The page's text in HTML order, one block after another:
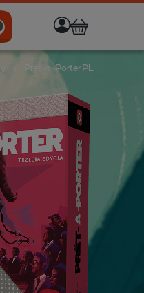
Pret-a-Porter PL